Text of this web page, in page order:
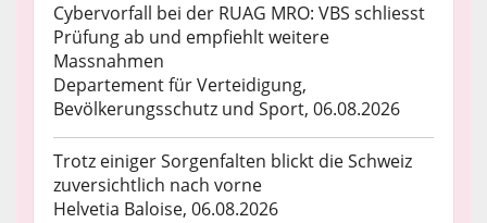
Cybervorfall bei der RUAG MRO: VBS schliesst
Prüfung ab und empfiehlt weitere
Massnahmen
Departement für Verteidigung,
Bevölkerungsschutz und Sport, 06.08.2026
Trotz einiger Sorgenfalten blickt die Schweiz
zuversichtlich nach vorne
Helvetia Baloise, 06.08.2026